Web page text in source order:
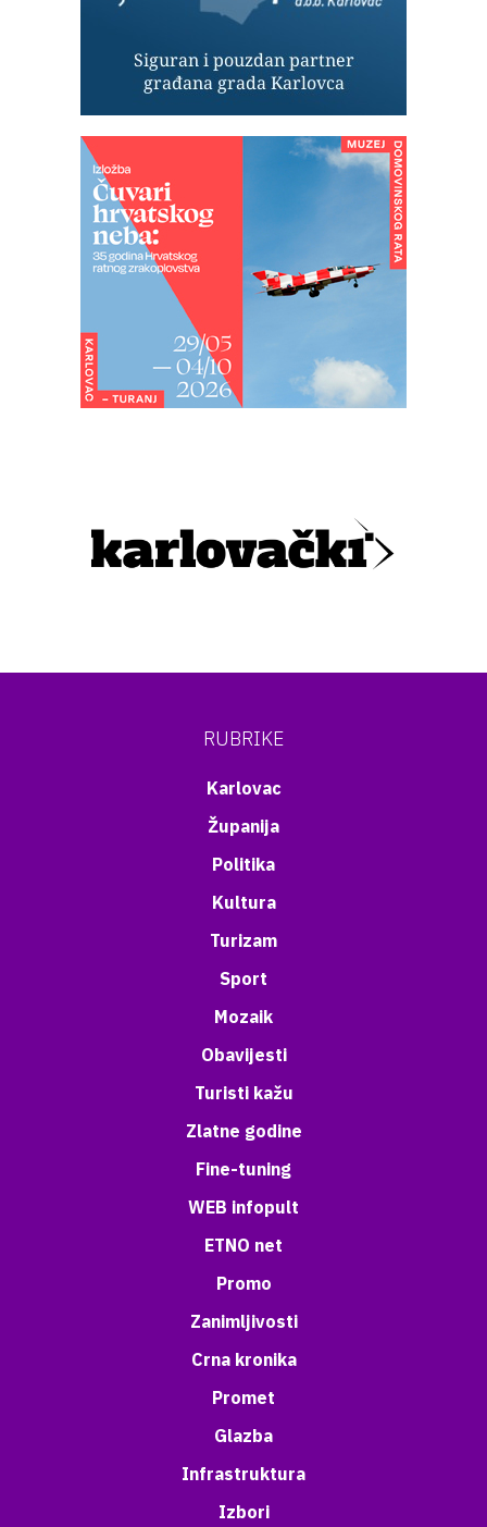
RUBRIKE
Karlovac
Županija
Politika
Kultura
Turizam
Sport
Mozaik
Obavijesti
Turisti kažu
Zlatne godine
Fine-tuning
WEB infopult
ETNO net
Promo
Zanimljivosti
Crna kronika
Promet
Glazba
Infrastruktura
Izbori